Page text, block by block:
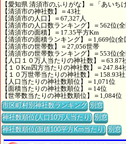
【愛知県 清須市のふりがな】＝「あいち
【清須市の神社数】＝43社
【清須市の人口】＝67,327人
【清須市の人口数ランキング】＝562位(
【清須市の面積】＝17.35平方Km
【清須市の面積ランキング】＝1,669位(
【清須市の世帯数】＝27,056世帯
【清須市の世帯数ランキング】＝553位(
【人口１０万人当たりの神社数】＝63.87
【１０Km四方当たりの神社数】＝247.84
【１０万世帯当たりの神社数】＝158.93社
【人口当たりの神社数順位】＝1,071位
【面積当たりの神社数順位】＝14位
【世帯数当たりの神社数順位】＝1,084位
市区町村別神社数ランキング 別窓
神社数順位(人口10万人当たり) 別窓
神社数順位(面積100平方Km当たり) 別窓